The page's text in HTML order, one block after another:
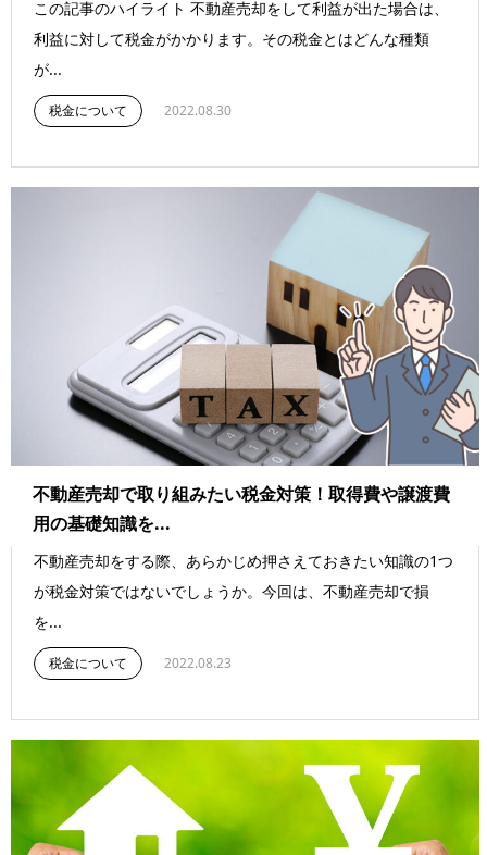
この記事のハイライト 不動産売却をして利益が出た場合は、
利益に対して税金がかかります。その税金とはどんな種類
が...
税金について 2022.08.30
不動産売却で取り組みたい税金対策！取得費や譲渡費
用の基礎知識を...
不動産売却をする際、あらかじめ押さえておきたい知識の1つ
が税金対策ではないでしょうか。今回は、不動産売却で損
を...
税金について 2022.08.23